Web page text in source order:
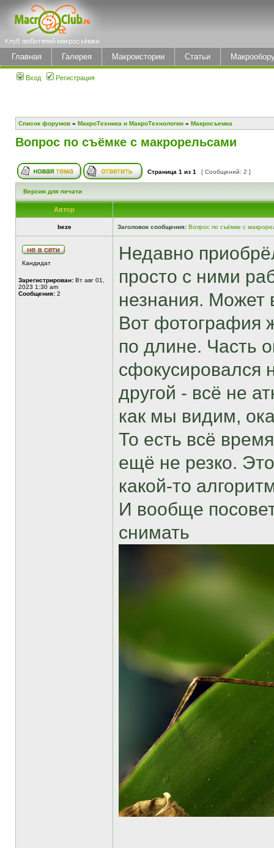
Главная Галерея Макроистории Статьи
Вход Регистрация
Список форумов » МакроТехника и МакроТехнологии » Макросъемка
Вопрос по съёмке с макрорельсами
Страница 1 из 1 [ Сообщений: 2 ]
Версия для печати
Автор
beze Заголовок сообщения: Вопрос по съёмке с
Кандидат
Зарегистрирован: Вт авг 01,
2023 1:30 am
Сообщения: 2
Недавно
просто с ними
незнания. Может
Вот фотография
по длине. Часть
сфокусировался
другой - всё не
как мы видим,
То есть всё
ещё не резко.
какой-то
И вообще
снимать